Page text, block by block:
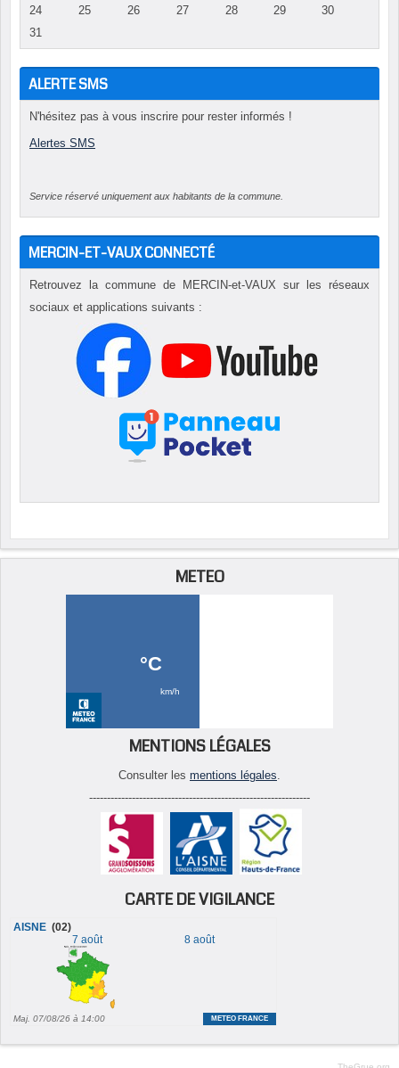
24
25 26 27 28 29
30
31
ALERTE SMS
N'hésitez pas à vous inscrire pour rester informés !
Alertes SMS
Service réservé uniquement aux habitants de la commune.
MERCIN-ET-VAUX CONNECTÉ
Retrouvez la commune de MERCIN-et-VAUX sur les réseaux
sociaux et applications suivants :
METEO
MENTIONS LÉGALES
Consulter les mentions légales
--------------------------------------------------------------
CARTE DE VIGILANCE